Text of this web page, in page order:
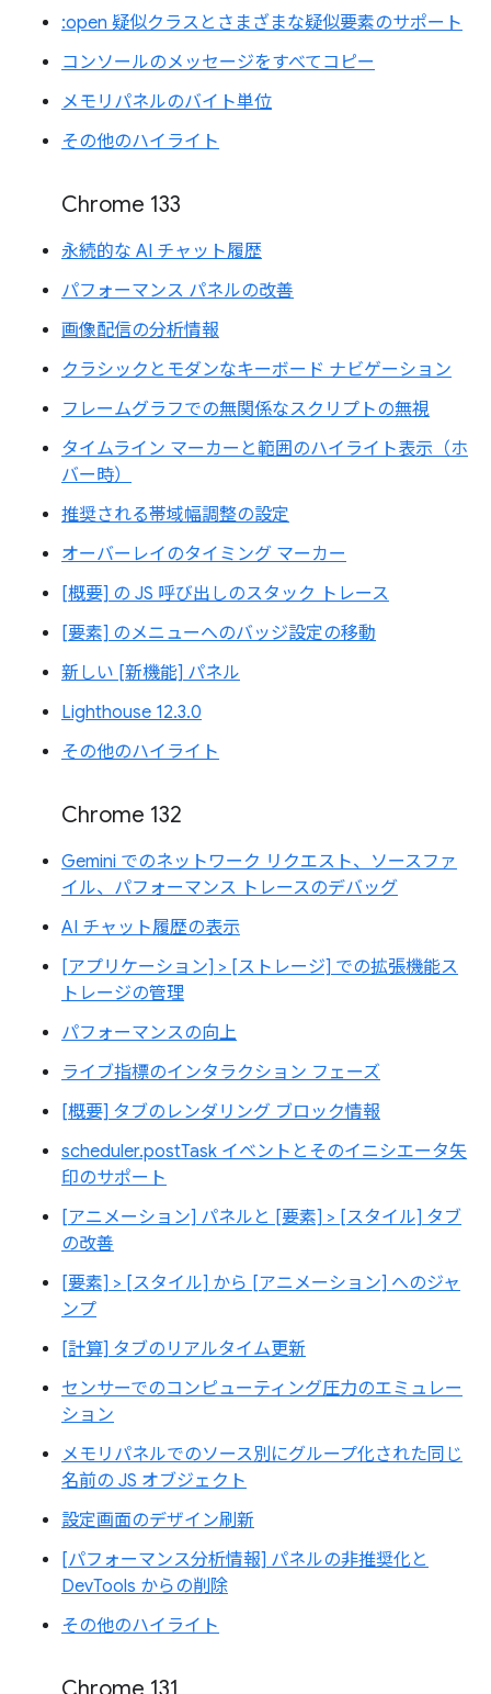
:open 疑似クラスとさまざまな疑似要素のサポート
コンソールのメッセージをすべてコピー
メモリパネルのバイト単位
その他のハイライト
Chrome 133
永続的な AI チャット履歴
パフォーマンス パネルの改善
画像配信の分析情報
クラシックとモダンなキーボード ナビゲーション
フレームグラフでの無関係なスクリプトの無視
タイムライン マーカーと範囲のハイライト表示（ホ
バー時）
推奨される帯域幅調整の設定
オーバーレイのタイミング マーカー
[概要] の JS 呼び出しのスタック トレース
[要素] のメニューへのバッジ設定の移動
新しい [新機能] パネル
Lighthouse 12.3.0
その他のハイライト
Chrome 132
Gemini でのネットワーク リクエスト、ソースファ
イル、パフォーマンス トレースのデバッグ
AI チャット履歴の表示
[アプリケーション] > [ストレージ] での拡張機能ス
トレージの管理
パフォーマンスの向上
ライブ指標のインタラクション フェーズ
[概要] タブのレンダリング ブロック情報
scheduler.postTask イベントとそのイニシエータ矢
印のサポート
[アニメーション] パネルと [要素] > [スタイル] タブ
の改善
[要素] > [スタイル] から [アニメーション] へのジャ
ンプ
[計算] タブのリアルタイム更新
センサーでのコンピューティング圧力のエミュレー
ション
メモリパネルでのソース別にグループ化された同じ
名前の JS オブジェクト
設定画面のデザイン刷新
[パフォーマンス分析情報] パネルの非推奨化と
DevTools からの削除
その他のハイライト